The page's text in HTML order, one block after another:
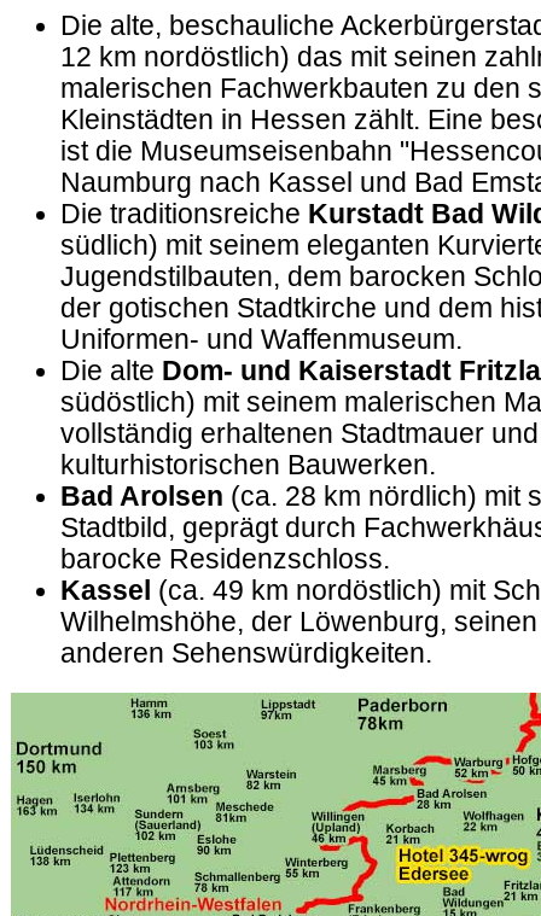
Die alte, beschauliche
12 km nordöstlich) das mit seinen
malerischen Fachwerkbauten zu den
Kleinstädten in Hessen zählt. Eine
ist die Museumseisenbahn
Naumburg nach Kassel und Bad
Die traditionsreiche Kurstadt Bad
südlich) mit seinem eleganten
Jugendstilbauten, dem barocken
der gotischen Stadtkirche und dem
Uniformen- und Waffenmuseum.
Die alte Dom- und Kaiserstadt
südöstlich) mit seinem malerischen
vollständig erhaltenen Stadtmauer
kulturhistorischen Bauwerken.
Bad Arolsen (ca. 28 km nördlich) mit
Stadtbild, geprägt durch
barocke Residenzschloss.
Kassel (ca. 49 km nordöstlich) mit
Wilhelmshöhe, der Löwenburg,
anderen Sehenswürdigkeiten.